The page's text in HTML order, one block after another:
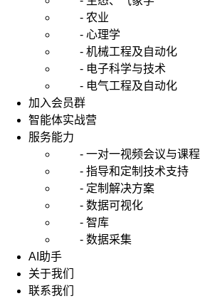
- 农业
- 心理学
- 机械工程及自动化
- 电子科学与技术
- 电气工程及自动化
加入会员群
智能体实战营
服务能力
- 一对一视频会议与课程
- 指导和定制技术支持
- 定制解决方案
- 数据可视化
- 智库
- 数据采集
AI助手
关于我们
联系我们